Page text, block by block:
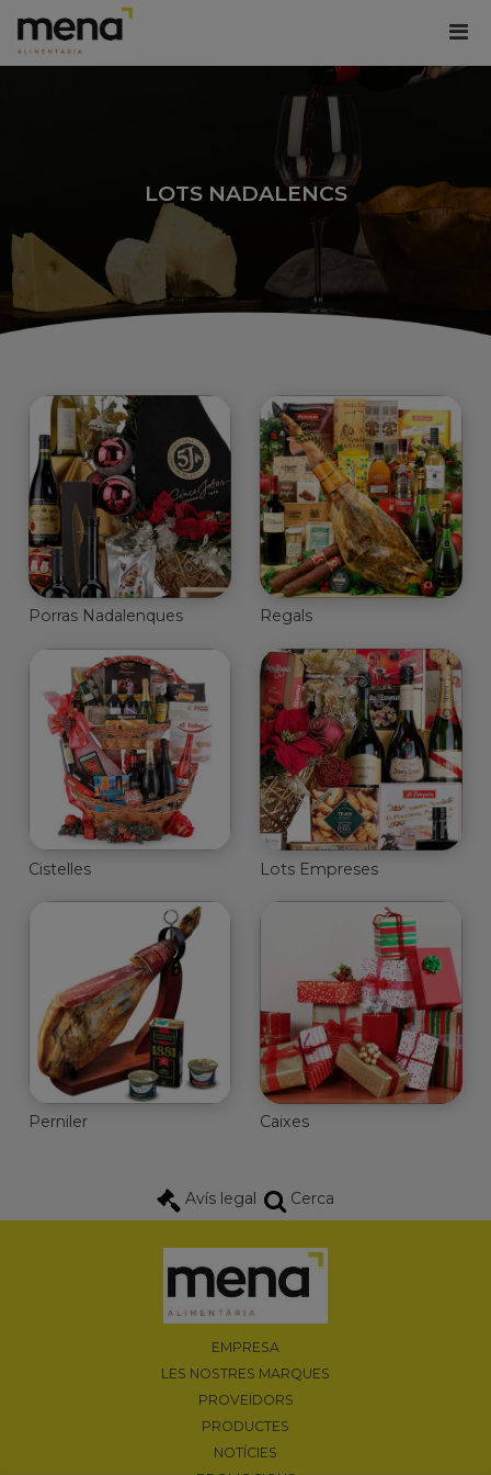
LOTS NADALENCS
Porras Nadalenques Regals
Cistelles Lots Empreses
Perniler Caixes
Avís legal Cerca
EMPRESA
LES NOSTRES MARQUES
PROVEÏDORS
PRODUCTES
NOTÍCIES